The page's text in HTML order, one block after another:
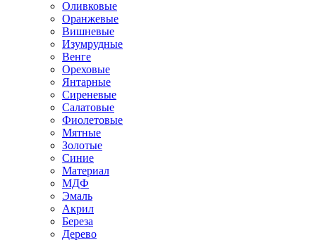
Оливковые
Оранжевые
Вишневые
Изумрудные
Венге
Ореховые
Янтарные
Сиреневые
Салатовые
Фиолетовые
Мятные
Золотые
Синие
Материал
МДФ
Эмаль
Акрил
Береза
Дерево